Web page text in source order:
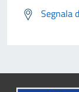
Segnala